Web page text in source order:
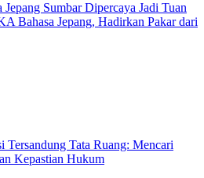
Sumbar Dipercaya Jadi Tuan
Bahasa Jepang, Hadirkan Pakar dari
Tersandung Tata Ruang: Mencari
Kepastian Hukum